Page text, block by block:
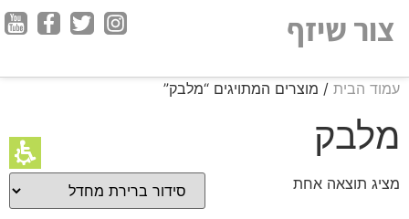
של
אינטרנט,
לחץ
כדי
לאזור
צור שיזף
עמוד הבית / מוצרים המתויגים “מלבק”
מלבק
מציג תוצאה אחת